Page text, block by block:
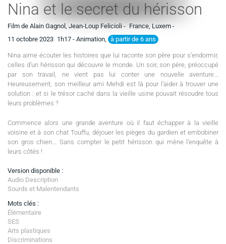
Nina et le secret du hérisson
Film de Alain Gagnol, Jean-Loup Felicioli - France, Luxem -
11 octobre 2023 1h17 - Animation, à partir de 6 ans
Nina aime écouter les histoires que lui raconte son père pour s’endormir,
celles d’un hérisson qui découvre le monde. Un soir, son père, préoccupé
par son travail, ne vient pas lui conter une nouvelle aventure...
Heureusement, son meilleur ami Mehdi est là pour l’aider à trouver une
solution : et si le trésor caché dans la vieille usine pouvait résoudre tous
leurs problèmes ?
Commence alors une grande aventure où il faut échapper à la vieille
voisine et à son chat Touffu, déjouer les pièges du gardien et embobiner
son gros chien... Sans compter le petit hérisson qui mène l’enquête à
leurs côtés !
Version disponible :
Audio Description
Sourds et Malentendants
Mots clés :
Élémentaire
SES
Arts plastiques
Discriminations